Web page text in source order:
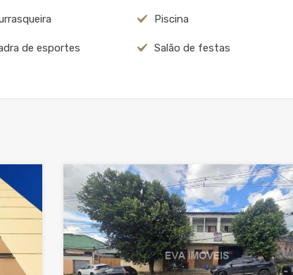
Piscina
de esportes Salão de festas